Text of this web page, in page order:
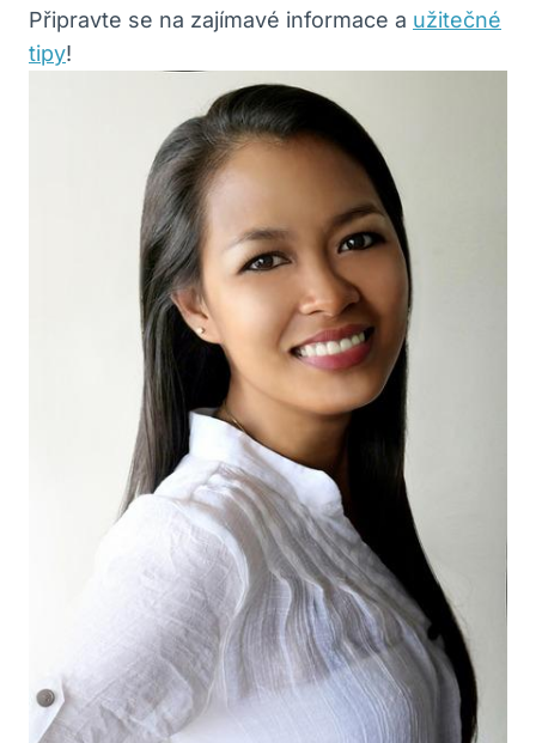
Připravte se​ na zajímavé informace a užitečné
tipy!